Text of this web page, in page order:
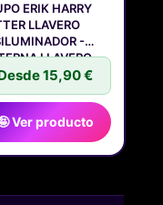
ERIK HARRY
LLAVERO
-
LLAVERO
15,90 €
Ver producto